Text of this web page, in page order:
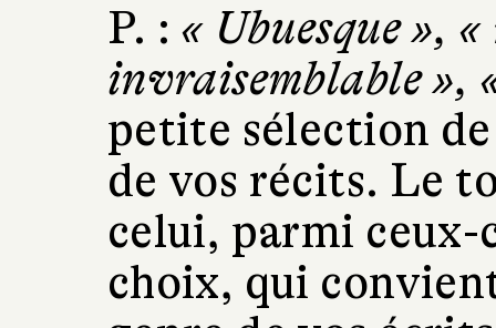
P. : « Ubuesque »,
invraisemblable »,
petite sélection
de vos récits. Le
celui, parmi ceux-
choix, qui